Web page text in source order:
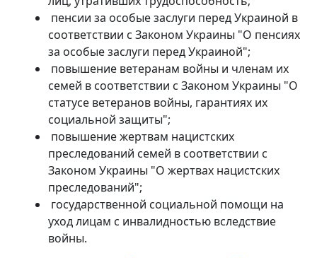
пенсии за особые заслуги перед Украиной в
соответствии с Законом Украины "О пенсиях
за особые заслуги перед Украиной";
повышение ветеранам войны и членам их
семей в соответствии с Законом Украины "О
статусе ветеранов войны, гарантиях их
социальной защиты";
повышение жертвам нацистских
преследований семей в соответствии с
Законом Украины "О жертвах нацистских
преследований";
государственной социальной помощи на
уход лицам с инвалидностью вследствие
войны.